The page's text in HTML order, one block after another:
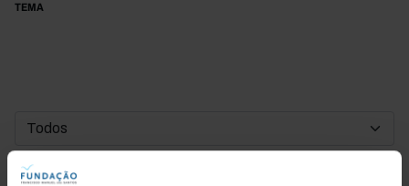
TEMA
DATA DE INÍCIO